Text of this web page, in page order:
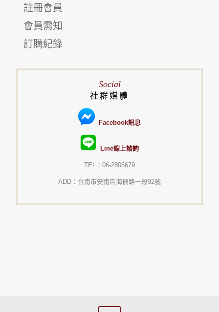
註冊會員
會員需知
訂購紀錄
Social
社群媒體
Facebook訊息
Line線上諮詢
TEL：06-2805679
ADD：台南市安南區海佃路一段92號